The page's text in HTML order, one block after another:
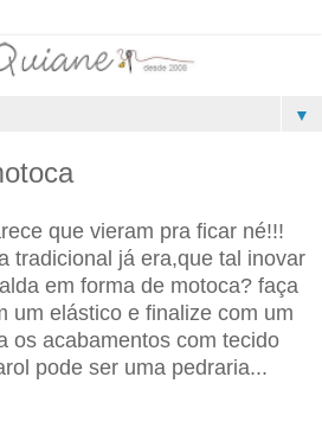
▼
que vieram pra ficar né!!!
tradicional já era,que tal inovar
em forma de motoca? faça
um elástico e finalize com um
os acabamentos com tecido
pode ser uma pedraria...